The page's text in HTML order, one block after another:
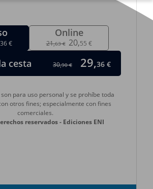
36 €
Online
21,63 € 20,55 €
cesta 30,90 € 29,36 €
para uso personal y se prohíbe toda
otros fines; especialmente con fines
comerciales.
reservados - Ediciones ENI